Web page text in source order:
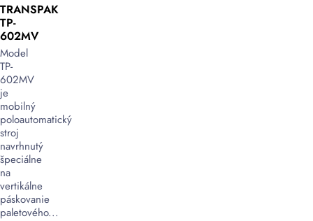
TRANSPAK
TP-
602MV
Model
TP-
602MV
je
mobilný
poloautomatický
stroj
navrhnutý
špeciálne
na
vertikálne
páskovanie
paletového...